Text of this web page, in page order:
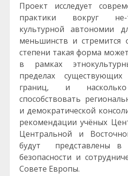
Проект исследует
практики вокруг не-
культурной автономии
меньшинств и стремится
степени такая форма
в рамках
пределах существующих
границ, и
способствовать
и демократической
рекомендации учёных
Центральной и
будут представлены в
безопасности и
Совете Европы.